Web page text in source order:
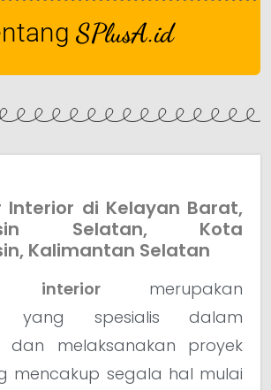
SPlusA.id
Interior di Kelayan Barat,
Selatan, Kota
Kalimantan Selatan
interiormerupakan
yang spesialis dalam
dan melaksanakan proyek
mencakup segala hal mulai